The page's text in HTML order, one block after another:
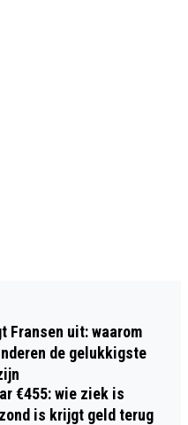
Fransen uit: waarom
de gelukkigste
€455: wie ziek is
is krijgt geld terug